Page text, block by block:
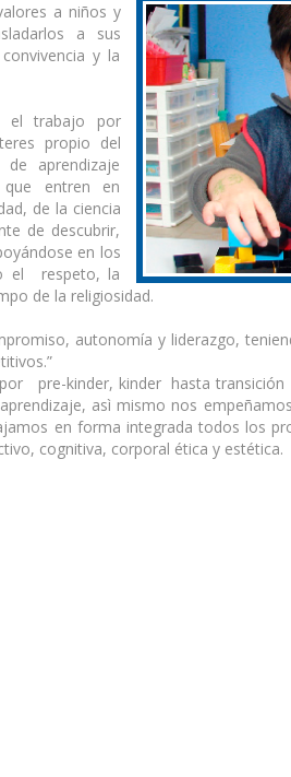
a niños y
a sus
y la
el trabajo por
propio del
aprendizaje
que entren en
de la ciencia
de descubrir,
en los
el respeto, la
de la religiosidad.
autonomía y liderazgo,
por pre-kinder, kinder hasta
asì mismo nos
en forma integrada todos los
cognitiva, corporal ética y estética.